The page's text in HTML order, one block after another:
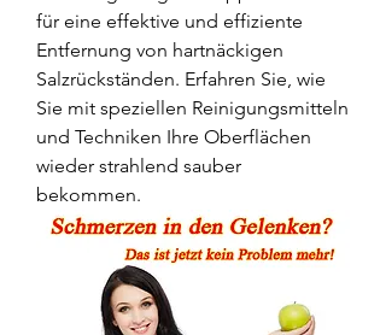
für eine effektive und effiziente
Entfernung von hartnäckigen
Salzrückständen. Erfahren Sie, wie
Sie mit speziellen Reinigungsmitteln
und Techniken Ihre Oberflächen
wieder strahlend sauber
bekommen.